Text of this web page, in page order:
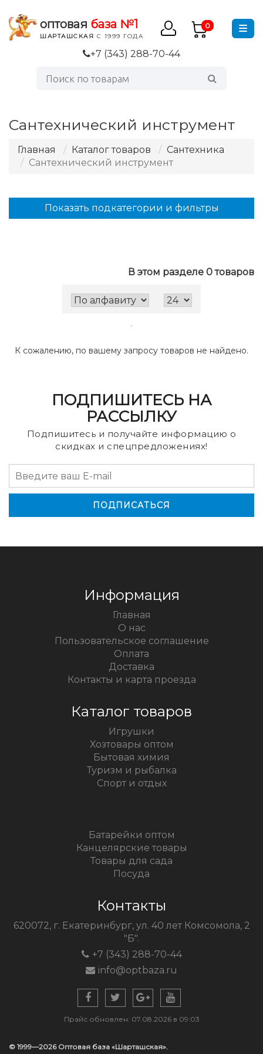
оптовая база №1
ШАРТАШСКАЯ С 1999 ГОДА
0
+7 (343) 288-70-44
Сантехнический инструмент
Главная Каталог товаров
Сантехника
Сантехнический инструмент
В этом разделе 0 товаров
К сожалению, по вашему запросу товаров не найдено.
Показать подкатегории и фильтры
ПОДПИШИТЕСЬ НА
РАССЫЛКУ
Подпишитесь и получайте информацию о
скидках и спецпредложениях!
Информация
Главная
О нас
Пользовательское соглашение
Оплата
Доставка
Контакты и карта проезда
Каталог товаров
Игрушки
Хозтовары оптом
Бытовая химия
Туризм и рыбалка
Спорт и отдых
Батарейки оптом
Канцелярские товары
Товары для сада
Посуда
Контакты
620072, г. Екатеринбург, ул. 40 лет Комсомола, 2
"Б".
+7 (343) 288-70-44
info@optbaza.ru
Прайс обновлен: 07.08.2026 в 09:03
© 1999—2026 Оптовая база «Шарташская».